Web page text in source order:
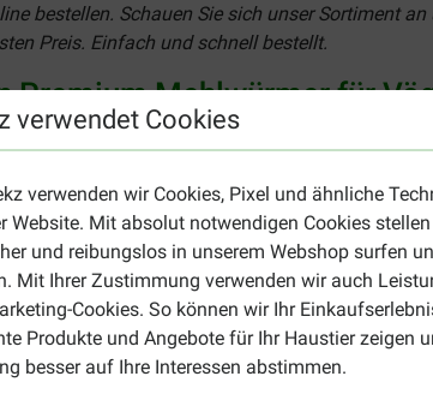
verwendet Cookies
verwenden wir Cookies, Pixel und ähnliche
Website. Mit absolut notwendigen Cookies
und reibungslos in unserem Webshop surfen
Mit Ihrer Zustimmung verwenden wir auch
Cookies. So können wir Ihr
Produkte und Angebote für Ihr Haustier zeigen
besser auf Ihre Interessen abstimmen.
bestellen. Schauen Sie sich unser Sortiment
Preis. Einfach und schnell bestellt.
Premium Mehlwürmer für
Vita Garden Premium
darauf, dass immer ausreichend Futter zur
und trockenen Ort und verschließen Sie
zum Beispiel ein nahrhaftes Streufutter für
Blick auf unsere Übersichtsseite mit allen